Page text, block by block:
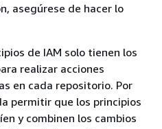
asegúrese de hacer lo
de IAM solo tienen los
realizar acciones
en cada repositorio. Por
permitir que los principios
y combinen los cambios